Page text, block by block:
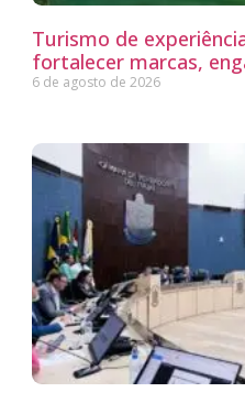
Turismo de
fortalecer marcas,
6 de agosto de 2026